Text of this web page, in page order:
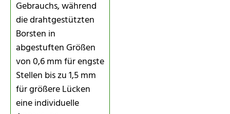
Gebrauchs, während
die drahtgestützten
Borsten in
abgestuften Größen
von 0,6 mm für engste
Stellen bis zu 1,5 mm
für größere Lücken
eine individuelle